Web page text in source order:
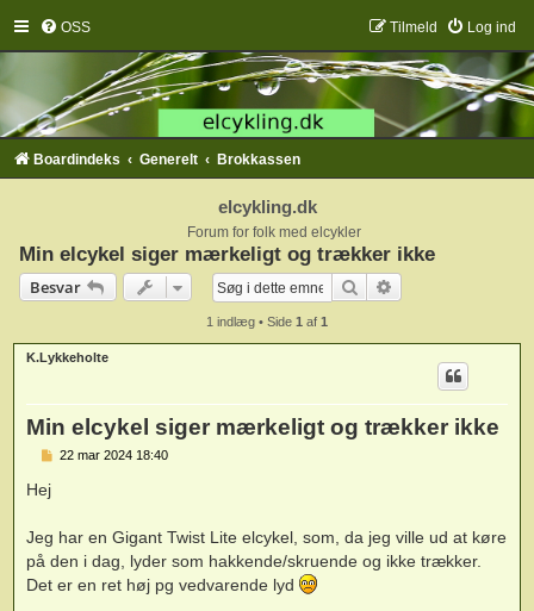
OSS Log ind
Tilmeld
Boardindeks Generelt Brokkassen
elcykling.dk
Forum for folk med elcykler
Min elcykel siger mærkeligt og trækker ikke
Besvar
Søg
1 indlæg • Side 1 af 1
K.Lykkeholte
Min elcykel siger mærkeligt og trækker ikke
g
22 mar 2024 18:40
Hej
Jeg har en Gigant Twist Lite elcykel, som, da jeg ville ud at køre
på den i dag, lyder som hakkende/skruende og ikke trækker.
Det er en ret høj pg vedvarende lyd